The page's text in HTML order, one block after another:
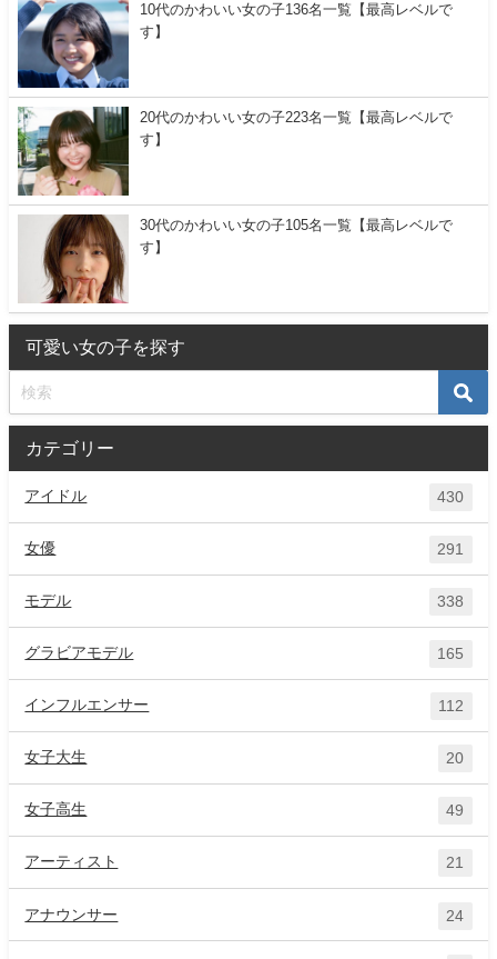
10代のかわいい女の子136名一覧【最高レベルで
す】
20代のかわいい女の子223名一覧【最高レベルで
す】
30代のかわいい女の子105名一覧【最高レベルで
す】
可愛い女の子を探す
カテゴリー
アイドル 430
女優 291
モデル 338
グラビアモデル 165
インフルエンサー 112
女子大生 20
女子高生 49
アーティスト 21
アナウンサー 24